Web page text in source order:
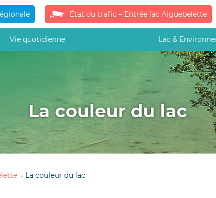
État du trafic – Entrée lac Aiguebelette
Vie quotidienne Lac &
La couleur du lac
→ La couleur du lac